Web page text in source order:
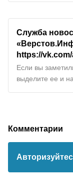
Служба
https://
Если вы
выделите ее и
Комментарии